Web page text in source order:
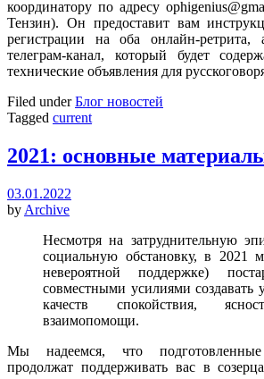
координатору по адресу
Тензин). Он предоставит вам
регистрации на оба онлайн-
телеграм-канал, который будет
технические объявления для
Filed underБлог новостей
Tagged current
2021: основные
03.01.2022
by Archive
Несмотря на затруднительную
социальную обстановку, в 2021
невероятной поддержке)
совместными усилиями создавать
качеств спокойствия,
взаимопомощи.
Мы надеемся, что
продолжат поддерживать вас в